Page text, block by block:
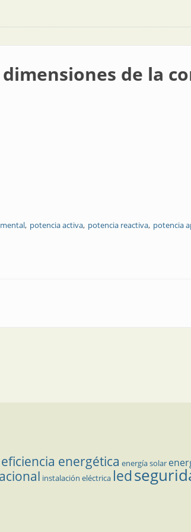
de la
potencia activa potencia reactiva potencia
eficiencia energética energía solar
instalación eléctrica led